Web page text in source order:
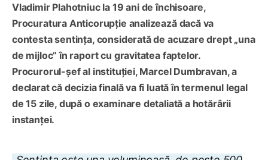
Vladimir Plahotniuc la 19 ani de închisoare,
Procuratura Anticorupție analizează dacă va
contesta sentința, considerată de acuzare drept „una
de mijloc” în raport cu gravitatea faptelor.
Procurorul-șef al instituției, Marcel Dumbravan, a
declarat că decizia finală va fi luată în termenul legal
de 15 zile, după o examinare detaliată a hotărârii
instanței.